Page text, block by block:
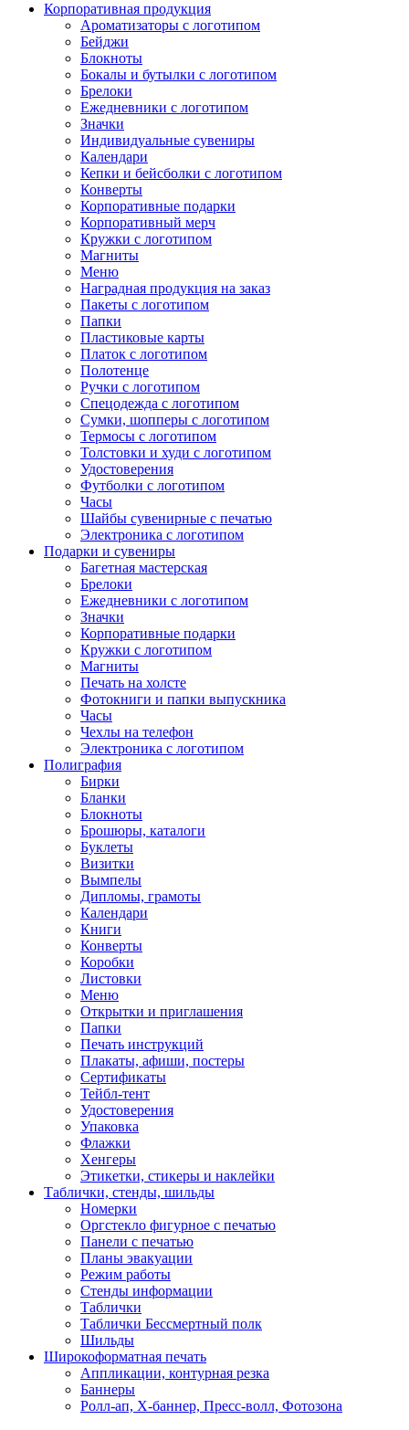
Корпоративная продукция
Ароматизаторы с логотипом
Бейджи
Блокноты
Бокалы и бутылки с логотипом
Брелоки
Ежедневники с логотипом
Значки
Индивидуальные сувениры
Календари
Кепки и бейсболки с логотипом
Конверты
Корпоративные подарки
Корпоративный мерч
Кружки с логотипом
Магниты
Меню
Наградная продукция на заказ
Пакеты с логотипом
Папки
Пластиковые карты
Платок с логотипом
Полотенце
Ручки с логотипом
Спецодежда с логотипом
Сумки, шопперы с логотипом
Термосы с логотипом
Толстовки и худи с логотипом
Удостоверения
Футболки с логотипом
Часы
Шайбы сувенирные с печатью
Электроника с логотипом
Подарки и сувениры
Багетная мастерская
Брелоки
Ежедневники с логотипом
Значки
Корпоративные подарки
Кружки с логотипом
Магниты
Печать на холсте
Фотокниги и папки выпускника
Часы
Чехлы на телефон
Электроника с логотипом
Полиграфия
Бирки
Бланки
Блокноты
Брошюры, каталоги
Буклеты
Визитки
Вымпелы
Дипломы, грамоты
Календари
Книги
Конверты
Коробки
Листовки
Меню
Открытки и приглашения
Папки
Печать инструкций
Плакаты, афиши, постеры
Сертификаты
Тейбл-тент
Удостоверения
Упаковка
Флажки
Хенгеры
Этикетки, стикеры и наклейки
Таблички, стенды, шильды
Номерки
Оргстекло фигурное с печатью
Панели с печатью
Планы эвакуации
Режим работы
Стенды информации
Таблички
Таблички Бессмертный полк
Шильды
Широкоформатная печать
Аппликации, контурная резка
Баннеры
Ролл-ап, X-баннер, Пресс-волл, Фотозона